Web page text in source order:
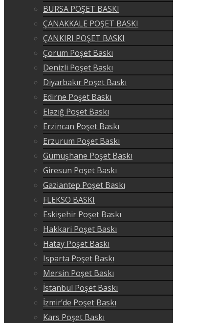
BURSA POŞET BASKI
ÇANAKKALE POŞET BASKI
ÇANKIRI POŞET BASKI
Çorum Poşet Baskı
Denizli Poşet Baskı
Diyarbakır Poşet Baskı
Edirne Poşet Baskı
Elazığ Poşet Baskı
Erzincan Poşet Baskı
Erzurum Poşet Baskı
Gümüşhane Poşet Baskı
Giresun Poşet Baskı
Gaziantep Poşet Baskı
FLEKSO BASKI
Eskişehir Poşet Baskı
Hakkari Poşet Baskı
Hatay Poşet Baskı
Isparta Poşet Baskı
Mersin Poşet Baskı
İstanbul Poşet Baskı
İzmir’de Poşet Baskı
Kars Poşet Baskı